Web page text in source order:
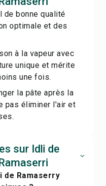
de bonne qualité
optimale et des
à la vapeur avec
unique et mérite
une fois.
la pâte après la
pas éliminer l'air et
sur Idli de
de Ramaserry